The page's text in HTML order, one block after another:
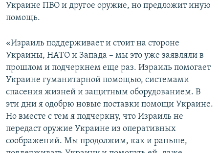
Украине ПВО и другое оружие, но предложит иную
помощь.
«Израиль поддерживает и стоит на стороне
Украины, НАТО и Запада – мы это уже заявляли в
прошлом и подчеркнем еще раз. Израиль помогает
Украине гуманитарной помощью, системами
спасения жизней и защитным оборудованием. В
эти дни я одобрю новые поставки помощи Украине.
Но вместе с тем я подчеркну, что Израиль не
передаст оружие Украине из оперативных
соображений. Мы продолжим, как и раньше,